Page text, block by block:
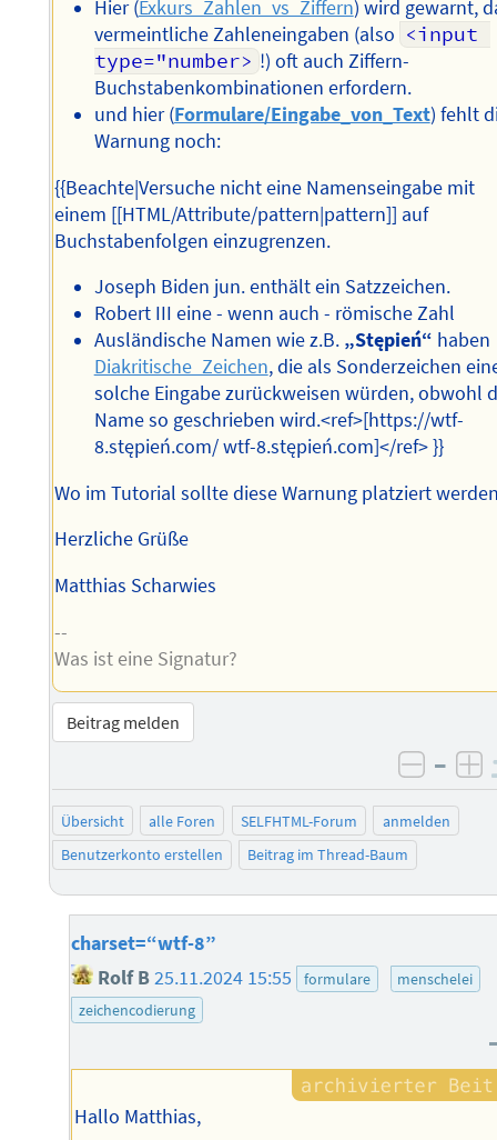
Hier (Exkurs_Zahlen_vs_Ziffern) wird gewarnt,
vermeintliche Zahleneingaben (also <input
type="number> !) oft auch Ziffern-
Buchstabenkombinationen erfordern.
und hier (Formulare/Eingabe_von_Text) fehlt
Warnung noch:
{{Beachte|Versuche nicht eine Namenseingabe mit
einem [[HTML/Attribute/pattern|pattern]] auf
Buchstabenfolgen einzugrenzen.
Joseph Biden jun. enthält ein Satzzeichen.
Robert III eine - wenn auch - römische Zahl
Ausländische Namen wie z.B. „Stępień“ haben
Diakritische_Zeichen, die als Sonderzeichen
solche Eingabe zurückweisen würden, obwohl
Name so geschrieben wird.<ref>[https://wtf-
8.stępień.com/ wtf-8.stępień.com]</ref> }}
Wo im Tutorial sollte diese Warnung platziert
Herzliche Grüße
Matthias Scharwies
--
Was ist eine Signatur?
Beitrag melden
–
Übersicht alle Foren SELFHTML-Forum
anmelden
Benutzerkonto erstellen
Beitrag im Thread-Baum
charset=“wtf-8”
Rolf B25.11.2024 15:55 formulare
menschelei
zeichencodierung
Hallo Matthias,